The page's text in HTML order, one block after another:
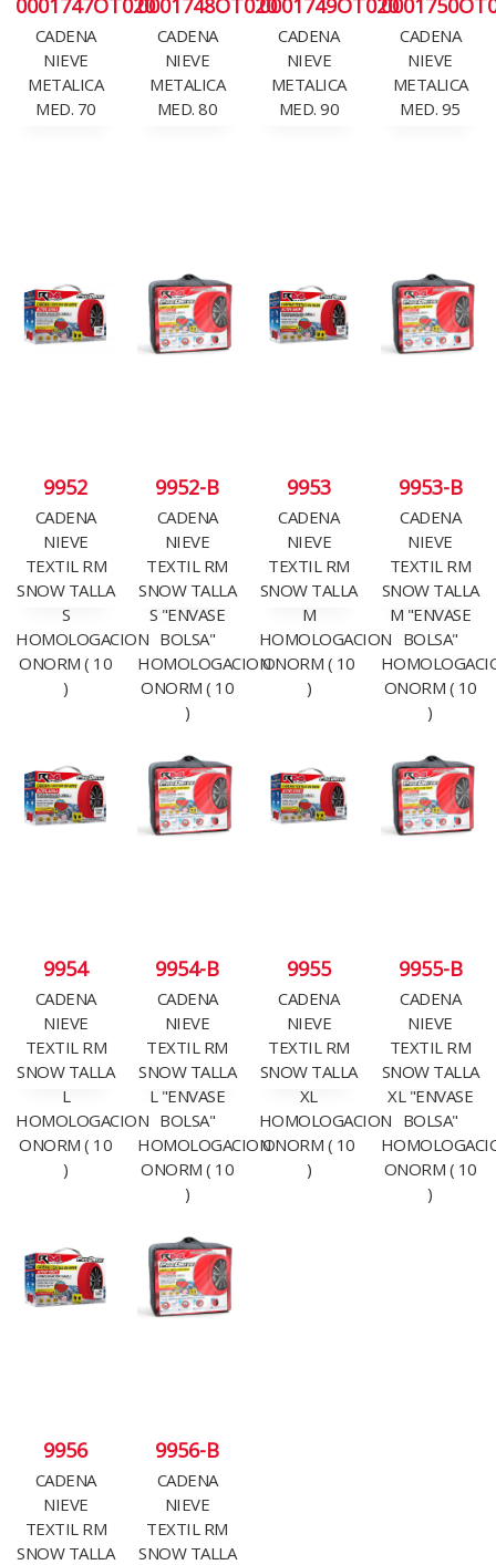
0001747OT020
CADENA
NIEVE
METALICA
MED. 70
0001748OT020
CADENA
NIEVE
METALICA
MED. 80
0001749OT020
CADENA
NIEVE
METALICA
MED. 90
CADENA
NIEVE
METALICA
MED. 95
9952
CADENA
NIEVE
TEXTIL RM
SNOW TALLA
S
HOMOLOGACION
ONORM ( 10
)
9952-B
CADENA
NIEVE
TEXTIL RM
SNOW TALLA
S "ENVASE
BOLSA"
HOMOLOGACION
ONORM ( 10
)
9953
CADENA
NIEVE
TEXTIL RM
SNOW TALLA
M
HOMOLOGACION
ONORM ( 10
)
9953-B
CADENA
NIEVE
TEXTIL RM
SNOW TALLA
M "ENVASE
BOLSA"
ONORM ( 10
)
9954
CADENA
NIEVE
TEXTIL RM
SNOW TALLA
L
HOMOLOGACION
ONORM ( 10
)
9954-B
CADENA
NIEVE
TEXTIL RM
SNOW TALLA
L "ENVASE
BOLSA"
HOMOLOGACION
ONORM ( 10
)
9955
CADENA
NIEVE
TEXTIL RM
SNOW TALLA
XL
HOMOLOGACION
ONORM ( 10
)
9955-B
CADENA
NIEVE
TEXTIL RM
SNOW TALLA
XL "ENVASE
BOLSA"
ONORM ( 10
)
9956
CADENA
NIEVE
TEXTIL RM
SNOW TALLA
9956-B
CADENA
NIEVE
TEXTIL RM
SNOW TALLA